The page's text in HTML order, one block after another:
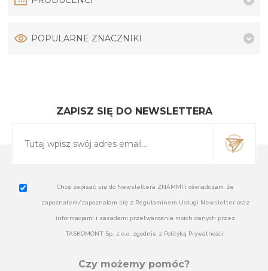
POPULARNE ZNACZNIKI
ZAPISZ SIĘ DO NEWSLETTERA
Chcę zapisać się do Newslettera ZNAMMI i oświadczam, że
zapoznałem/zapoznałam się z Regulaminem Usługi Newsletter oraz
informacjami i zasadami przetwarzania moich danych przez
TASKOMONT Sp. z o.o. zgodnie z Polityką Prywatności.
Czy możemy pomóc?